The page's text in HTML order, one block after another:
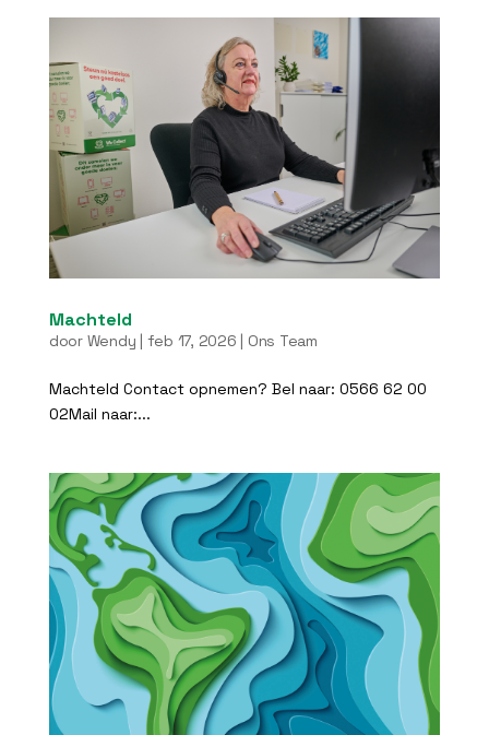
Machteld
door Wendy | feb 17, 2026 | Ons Team
Machteld Contact opnemen? Bel naar: 0566 62 00
02Mail naar:...